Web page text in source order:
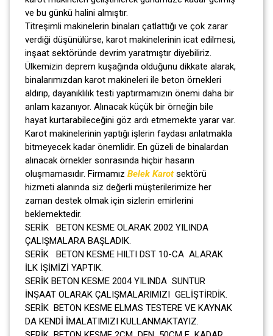
ve bu günkü halini almıştır.
Titreşimli makinelerin binaları çatlattığı ve çok zarar
verdiği düşünülürse, karot makinelerinin icat edilmesi,
inşaat sektöründe devrim yaratmıştır diyebiliriz.
Ülkemizin deprem kuşağında olduğunu dikkate alarak,
binalarımızdan karot makineleri ile beton örnekleri
aldırıp, dayanıklılık testi yaptırmamızın önemi daha bir
anlam kazanıyor. Alınacak küçük bir örneğin bile
hayat kurtarabileceğini göz ardı etmemekte yarar var.
Karot makinelerinin yaptığı işlerin faydası anlatmakla
bitmeyecek kadar önemlidir. En güzeli de binalardan
alınacak örnekler sonrasında hiçbir hasarın
oluşmamasıdır. Firmamız Belek Karotsektörü
hizmeti alanında siz değerli müşterilerimize her
zaman destek olmak için sizlerin emirlerini
beklemektedir.
SERİK BETON KESME OLARAK 2002 YILINDA
ÇALIŞMALARA BAŞLADIK.
SERİK BETON KESME HILTI DST 10-CA ALARAK
İLK İŞİMİZİ YAPTIK.
SERİK BETON KESME 2004 YILINDA SUNTUR
İNŞAAT OLARAK ÇALIŞMALARIMIZI GELİŞTİRDİK.
SERİK BETON KESME ELMAS TESTERE VE KAYNAK
DA KENDİ İMALATIMIZI KULLANMAKTAYIZ.